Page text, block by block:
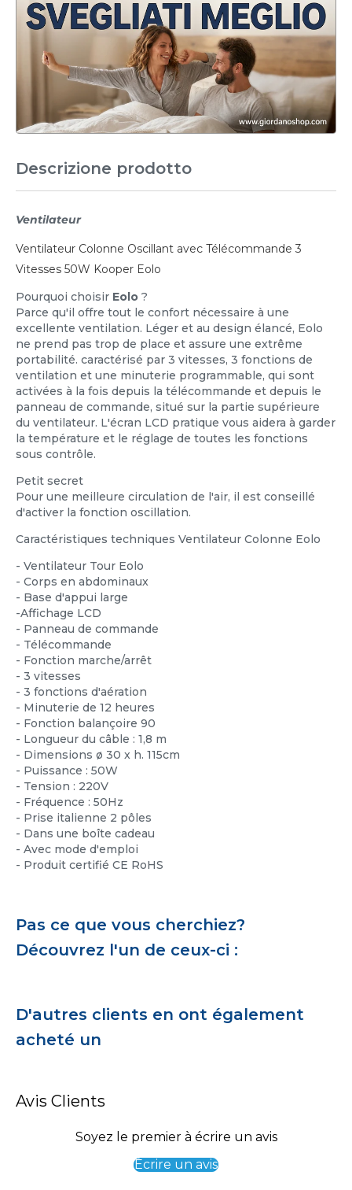
Descrizione prodotto
Ventilateur
Ventilateur Colonne Oscillant avec Télécommande 3
Vitesses 50W Kooper Eolo
Pourquoi choisir Eolo ?
Parce qu'il offre tout le confort nécessaire à une
excellente ventilation. Léger et au design élancé, Eolo
ne prend pas trop de place et assure une extrême
portabilité. caractérisé par 3 vitesses, 3 fonctions de
ventilation et une minuterie programmable, qui sont
activées à la fois depuis la télécommande et depuis le
panneau de commande, situé sur la partie supérieure
du ventilateur. L'écran LCD pratique vous aidera à garder
la température et le réglage de toutes les fonctions
sous contrôle.
Petit secret
Pour une meilleure circulation de l'air, il est conseillé
d'activer la fonction oscillation.
Caractéristiques techniques Ventilateur Colonne Eolo
- Ventilateur Tour Eolo
- Corps en abdominaux
- Base d'appui large
-Affichage LCD
- Panneau de commande
- Télécommande
- Fonction marche/arrêt
- 3 vitesses
- 3 fonctions d'aération
- Minuterie de 12 heures
- Fonction balançoire 90
- Longueur du câble : 1,8 m
- Dimensions ø 30 x h. 115cm
- Puissance : 50W
- Tension : 220V
- Fréquence : 50Hz
- Prise italienne 2 pôles
- Dans une boîte cadeau
- Avec mode d'emploi
- Produit certifié CE RoHS
Pas ce que vous cherchiez?
Découvrez l'un de ceux-ci :
D'autres clients en ont également
acheté un
Avis Clients
Soyez le premier à écrire un avis
Écrire un avis